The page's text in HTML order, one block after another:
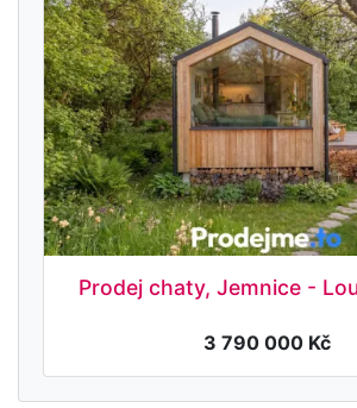
Prodej chaty, Jemnice -
3 790 000 Kč